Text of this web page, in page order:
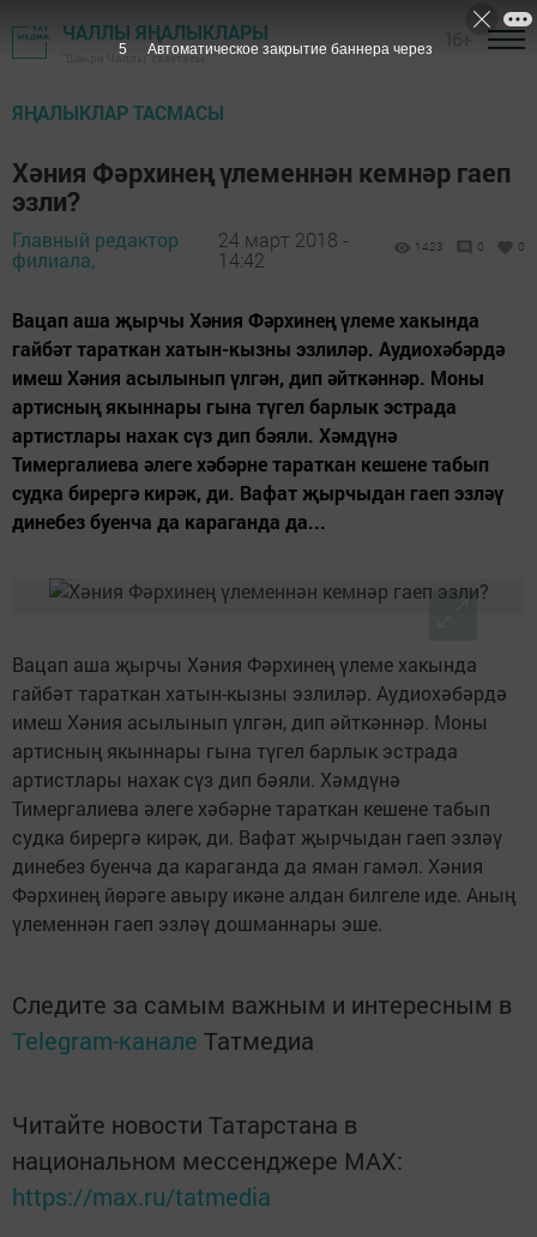
ЧАЛЛЫ ЯҢАЛЫКЛАРЫ
"Шәһри Чаллы" газетасы
ЯҢАЛЫКЛАР ТАСМАСЫ
Хәния Фәрхинең үлеменнән кемнәр гаеп
эзли?
Главный редактор
филиала,
24 март 2018 -
14:42
1423 0 0
Вацап аша җырчы Хәния Фәрхинең үлеме хакында
гайбәт тараткан хатын-кызны эзлиләр. Аудиохәбәрдә
имеш Хәния асылынып үлгән, дип әйткәннәр. Моны
артисның якыннары гына түгел барлык эстрада
артистлары нахак сүз дип бәяли. Хәмдүнә
Тимергалиева әлеге хәбәрне тараткан кешене табып
судка бирергә кирәк, ди. Вафат җырчыдан гаеп эзләү
динебез буенча да караганда да...
Вацап аша җырчы Хәния Фәрхинең үлеме хакында
гайбәт тараткан хатын-кызны эзлиләр. Аудиохәбәрдә
имеш Хәния асылынып үлгән, дип әйткәннәр. Моны
артисның якыннары гына түгел барлык эстрада
артистлары нахак сүз дип бәяли. Хәмдүнә
Тимергалиева әлеге хәбәрне тараткан кешене табып
судка бирергә кирәк, ди. Вафат җырчыдан гаеп эзләү
динебез буенча да караганда да яман гамәл. Хәния
Фәрхинең йөрәге авыру икәне алдан билгеле иде. Аның
үлеменнән гаеп эзләү дошманнары эше.
Следите за самым важным и интересным в
Telegram-канале Татмедиа
Читайте новости Татарстана в
национальном мессенджере MАХ:
https://max.ru/tatmedia
4 Автоматическое закрытие баннера через